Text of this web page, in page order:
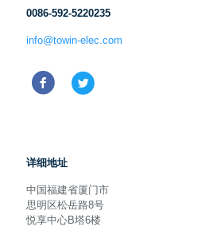
0086-592-5220235
info@towin-elec.com
详细地址
中国福建省厦门市
思明区松岳路8号
悦享中心B塔6楼